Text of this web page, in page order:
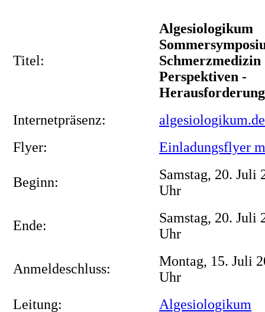
Titel:
Algesiologikum
Schmerzmedizin
Perspektiven -
Internetpräsenz:
algesiologikum.de
Flyer:
Einladungsflyer
Beginn:
Samstag, 20. Juli
Uhr
Ende:
Samstag, 20. Juli
Uhr
Anmeldeschluss:
Montag, 15. Juli
Uhr
Leitung:
Algesiologikum